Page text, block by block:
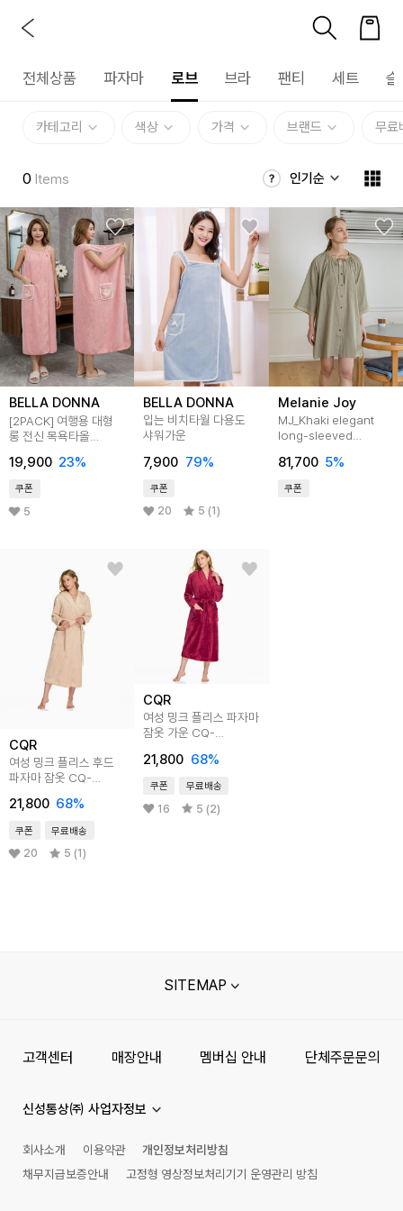
전체상품 파자마 로브 브라 팬티 세트
카테고리 색상 가격 브랜드 무료
0 Items 인기순
BELLA DONNA
[2PACK] 여행용 대형
롱 전신 목욕타올
19,900 23%
쿠폰
5
BELLA DONNA
입는 비치타월 다용도
샤워가운
7,900 79%
쿠폰
20 5 (1)
Melanie Joy
MJ_Khaki elegant
long-sleeved
81,700 5%
쿠폰
CQR
여성 밍크 플리스 후드
파자마 잠옷 CQ-
21,800 68%
쿠폰 무료배송
20 5 (1)
CQR
여성 밍크 플리스 파자마
잠옷 가운 CQ-
21,800 68%
쿠폰 무료배송
16 5 (2)
SITEMAP
고객센터 매장안내 멤버십 안내 단체주문문의
신성통상㈜ 사업자정보
회사소개 이용약관
개인정보처리방침
채무지급보증안내
고정형 영상정보처리기기 운영관리 방침